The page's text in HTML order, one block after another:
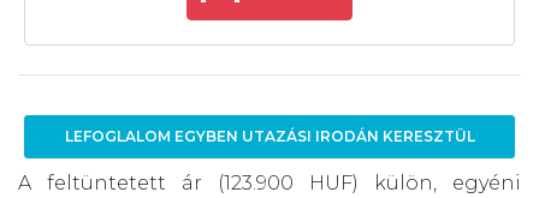
LEFOGLALOM EGYBEN UTAZÁSI IRODÁN KERESZTÜL
A feltüntetett ár (123.900 HUF) külön, egyéni